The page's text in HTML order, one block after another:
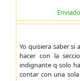
Yo quisiera saber si
hacer con la
indignante q solo
contar con una